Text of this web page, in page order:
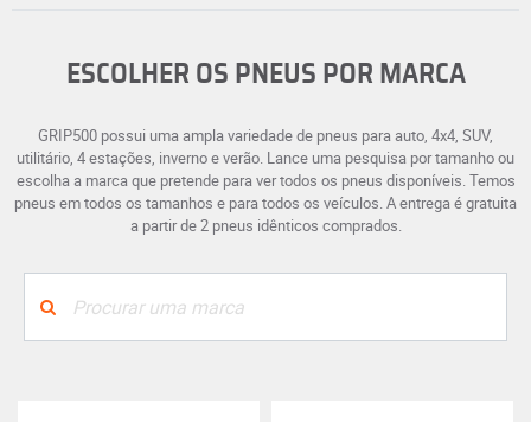
ESCOLHER OS PNEUS POR MARCA
GRIP500 possui uma ampla variedade de pneus para auto, 4x4, SUV,
utilitário, 4 estações, inverno e verão. Lance uma pesquisa por tamanho ou
escolha a marca que pretende para ver todos os pneus disponíveis. Temos
pneus em todos os tamanhos e para todos os veículos. A entrega é gratuita
a partir de 2 pneus idênticos comprados.